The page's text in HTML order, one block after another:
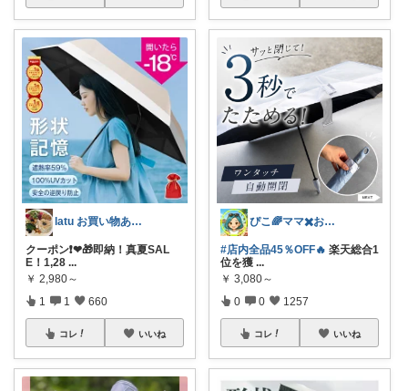
latu お買い物ありがとうございます
クーポン❗❤🎁即納！真夏SAL
E！1,28 ...
￥ 2,980～
1 1 660
コレ いいね
ぴこ🌈ママ✖️お洒落✖️お得
#店内全品45％OFF🔥 楽天総合1
位を獲 ...
￥ 3,080～
0 0 1257
コレ いいね